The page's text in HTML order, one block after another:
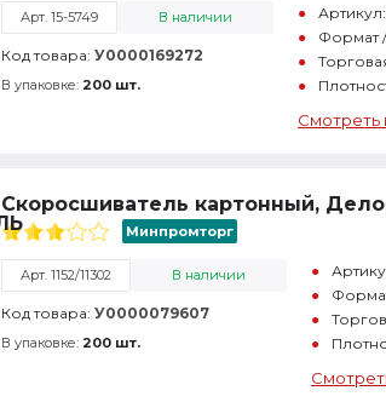
Арт. 15-5749 В наличии
Код товара: У0000169272
В упаковке: 200 шт.
Артикул:
Формат
Смотреть
Скоросшиватель картонный,
Минпромторг
Арт. 1152/11302 В наличии
Код товара: У0000079607
В упаковке: 200 шт.